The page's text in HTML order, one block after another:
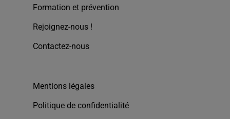
Formation et prévention
Rejoignez-nous !
Contactez-nous
Mentions légales
Politique de confidentialité